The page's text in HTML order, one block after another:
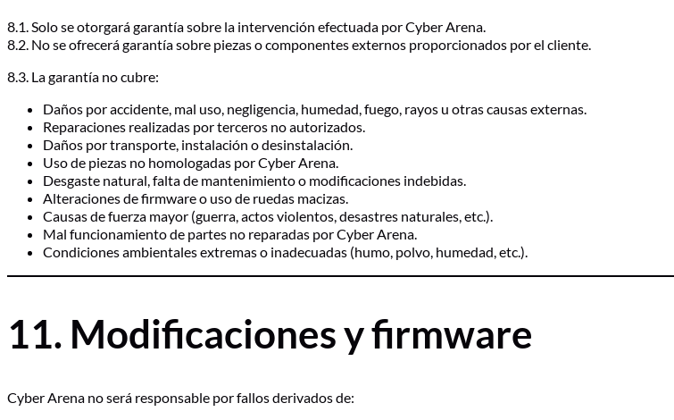
8.1. Solo se otorgará garantía sobre la intervención efectuada por Cyber Arena.
8.2. No se ofrecerá garantía sobre piezas o componentes externos proporcionados por el cliente.
8.3. La garantía no cubre:
Daños por accidente, mal uso, negligencia, humedad, fuego, rayos u otras causas externas.
Reparaciones realizadas por terceros no autorizados.
Daños por transporte, instalación o desinstalación.
Uso de piezas no homologadas por Cyber Arena.
Desgaste natural, falta de mantenimiento o modificaciones indebidas.
Alteraciones de firmware o uso de ruedas macizas.
Causas de fuerza mayor (guerra, actos violentos, desastres naturales, etc.).
Mal funcionamiento de partes no reparadas por Cyber Arena.
Condiciones ambientales extremas o inadecuadas (humo, polvo, humedad, etc.).
11. Modificaciones y firmware
Cyber Arena no será responsable por fallos derivados de: